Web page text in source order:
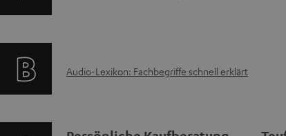
Q
a
o
A
Audio-Lexikon: Fachbegriffe schnell erklärt